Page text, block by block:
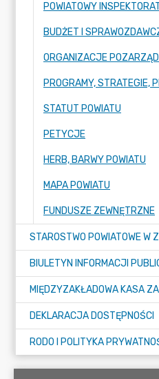
BUDŻET I
ORGANIZACJE
STATUT POWIATU
PETYCJE
HERB, BARWY POWIATU
MAPA POWIATU
FUNDUSZE ZEWNĘTRZNE
BIULETYN INFORMACJI
DEKLARACJA DOSTĘPNOŚCI
RODO I POLITYKA